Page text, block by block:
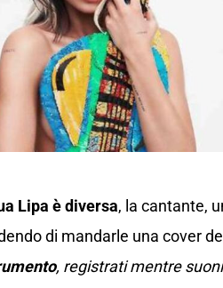
Lipa è diversa, la cantante,
di mandarle una cover
, registrati mentre